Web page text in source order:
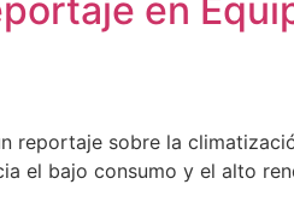
en
reportaje sobre la
el bajo consumo y el alto